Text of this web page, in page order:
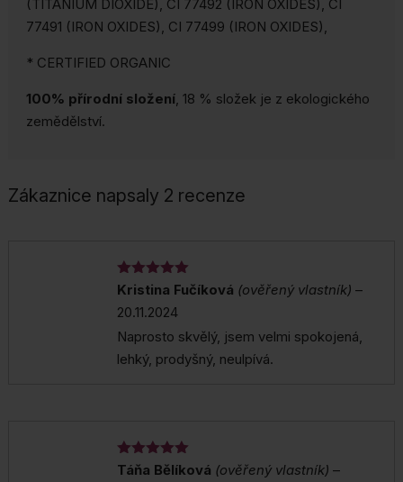
(TITANIUM DIOXIDE), CI 77492 (IRON OXIDES), CI
77491 (IRON OXIDES), CI 77499 (IRON OXIDES),
* CERTIFIED ORGANIC
100% přírodní složení, 18 % složek je z ekologického
zemědělství.
Zákaznice napsaly 2 recenze
Hodnocení
Kristina Fučíková (ověřený vlastník) –
20.11.2024
Naprosto skvělý, jsem velmi spokojená,
lehký, prodyšný, neulpívá.
Hodnocení
Táňa Bělíková (ověřený vlastník) –